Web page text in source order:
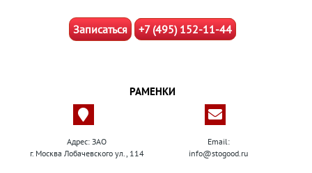
Записаться +7 (495) 152-11-44
РАМЕНКИ
Адрес: ЗАО
г. Москва Лобачевского ул., 114
Email:
info@stogood.ru